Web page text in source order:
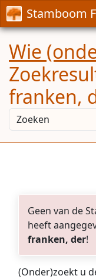
Stamboom
Wie
franken,
Geen van de
heeft
franken, der!
(Onder)zoekt u